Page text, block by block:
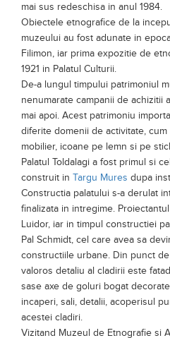
Obiectiv turistic din judetul Mures
Sectia de Etnografie si Arta din
Sectia de Etnografie si Arta
Mures este gazduita de Palatul
In anul 1934 a luat fiinta aceasta
marelui arheolog si etnograf
mai sus redeschisa in anul 1984.
Obiectele etnografice de la
muzeului au fost adunate in
Filimon, iar prima expozitie de
1921 in Palatul Culturii.
De-a lungul timpului patrimoniul
nenumarate campanii de achizitii
mai apoi. Acest patrimoniu
diferite domenii de activitate, cum
mobilier, icoane pe lemn si pe
Palatul Toldalagi a fost primul si